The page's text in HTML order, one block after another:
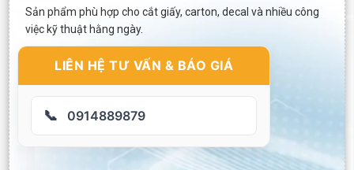
Sản phẩm phù hợp cho cắt giấy, carton, decal và nhiều công
việc kỹ thuật hằng ngày.
LIÊN HỆ TƯ VẤN & BÁO GIÁ
📞 0914889879